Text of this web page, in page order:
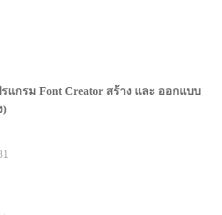
แกรม Font Creator สร้าง และ ออกแบบ
)